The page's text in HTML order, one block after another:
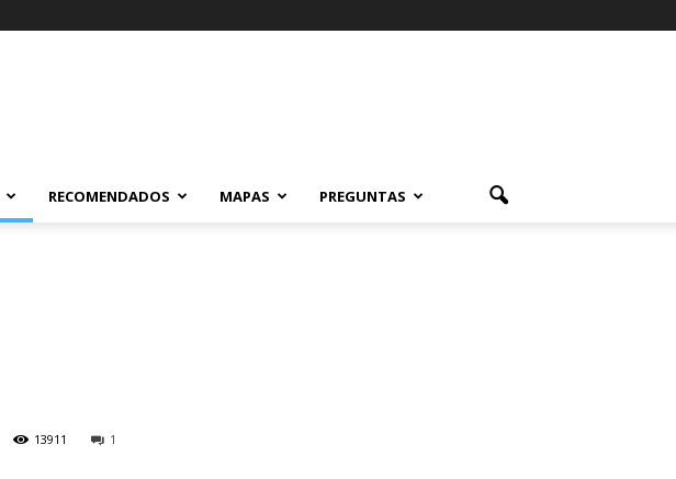
RECOMENDADOS MAPAS PREGUNTAS
1
13911